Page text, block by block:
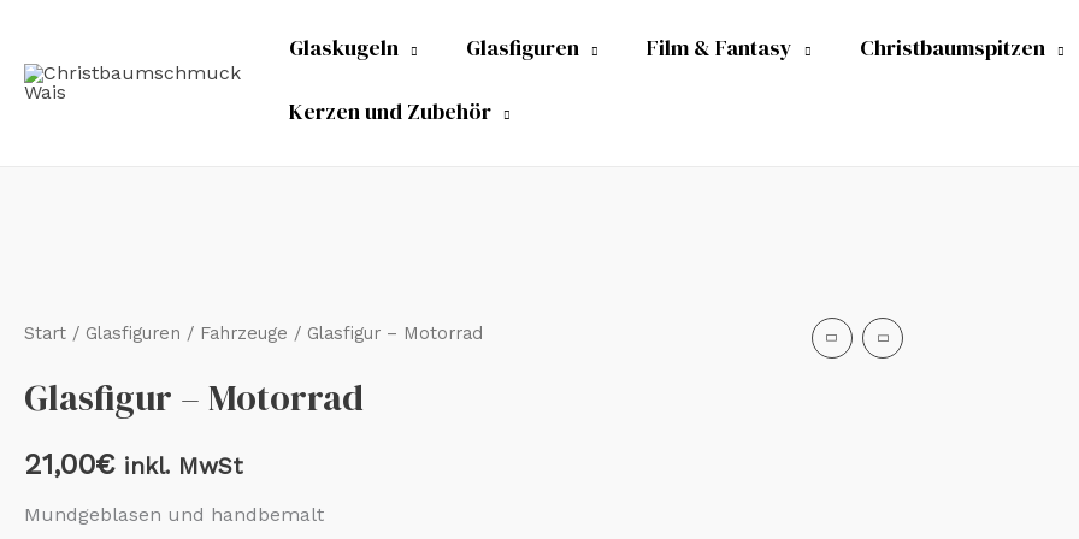
springen
Glaskugeln Glasfiguren Film & Fantasy Christbaumspitzen
Kerzen und Zubehör
Start / Glasfiguren / Fahrzeuge / Glasfigur – Motorrad
Glasfigur – Motorrad
21,00€ inkl. MwSt
Mundgeblasen und handbemalt
Motorrad